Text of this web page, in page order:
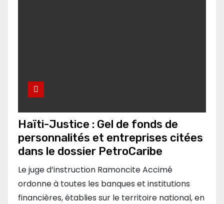
Haïti-Justice : Gel de fonds de
personnalités et entreprises citées
dans le dossier PetroCaribe
Le juge d’instruction Ramoncite Accimé
ordonne à toutes les banques et institutions
financières, établies sur le territoire national, en